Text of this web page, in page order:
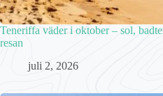
Teneriffa väder i oktober – sol,
resan
juli 2, 2026